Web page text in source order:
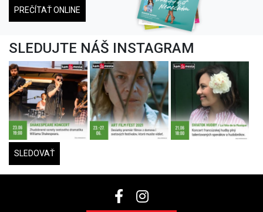
PREČÍTAŤ ONLINE
SLEDUJTE NÁŠ INSTAGRAM
SLEDOVAŤ